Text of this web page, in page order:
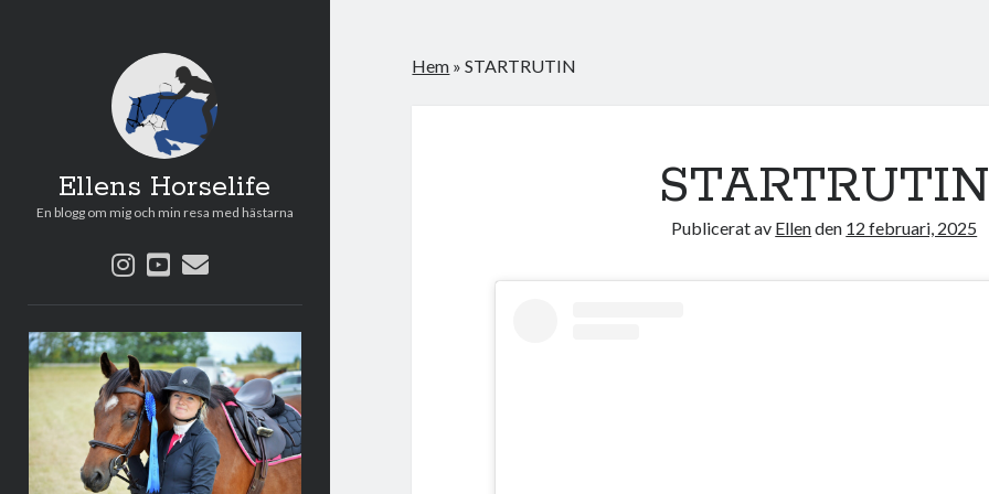
Ellens Horselife
En blogg om mig och min resa med hästarna
instagram
youtube
e-
Sidopanel
Hem »STARTRUTIN
STARTRUTIN
Publicerat av Ellenden 12 februari, 2025